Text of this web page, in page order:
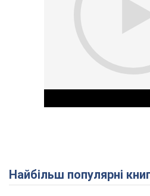
Найбільш популярні